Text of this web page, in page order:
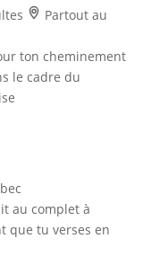
Partout au
ton cheminement
le cadre du
au complet à
que tu verses en